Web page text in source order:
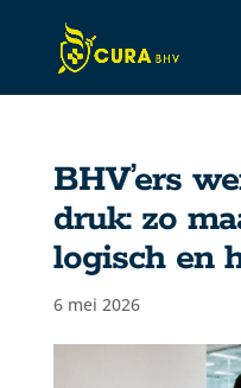
BHV’ers
druk: zo
logisch en
6 mei 2026
CURA Assistant
Active